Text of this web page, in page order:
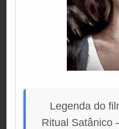
Legenda do
Ritual Satânico